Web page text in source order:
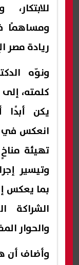
ومساهمًا
ريادة مصر
ونوّه
كلمته،
يكن أبدًا
انعكس في
تهيئة
وتيسير
بما يعكس
الشراكة
والحوار
وأضاف أن